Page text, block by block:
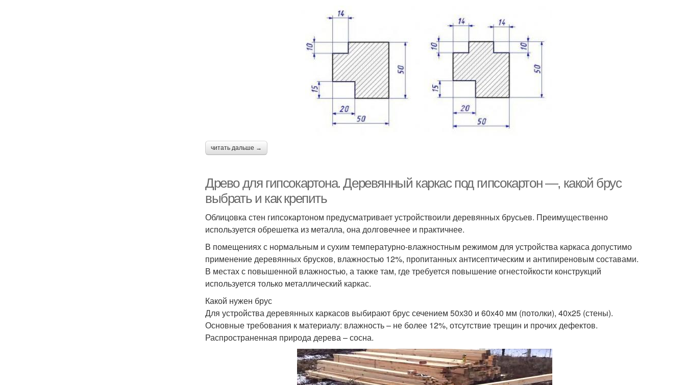
читать дальше →
Древо для гипсокартона. Деревянный каркас под гипсокартон —, какой брус
выбрать и как крепить
Облицовка стен гипсокартоном предусматривает устройствоили деревянных брусьев. Преимущественно
используется обрешетка из металла, она долговечнее и практичнее.
В помещениях с нормальным и сухим температурно-влажностным режимом для устройства каркаса допустимо
применение деревянных брусков, влажностью 12%, пропитанных антисептическим и антипиреновым составами.
В местах с повышенной влажностью, а также там, где требуется повышение огнестойкости конструкций
используется только металлический каркас.
Какой нужен брус
Для устройства деревянных каркасов выбирают брус сечением 50х30 и 60х40 мм (потолки), 40х25 (стены).
Основные требования к материалу: влажность – не более 12%, отсутствие трещин и прочих дефектов.
Распространенная природа дерева – сосна.